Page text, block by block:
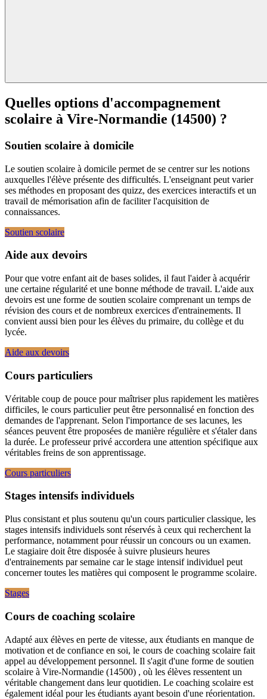
Quelles options d'accompagnement
scolaire à Vire-Normandie (14500) ?
Soutien scolaire à domicile
Le soutien scolaire à domicile permet de se centrer sur les notions
auxquelles l'élève présente des difficultés. L'enseignant peut varier
ses méthodes en proposant des quizz, des exercices interactifs et un
travail de mémorisation afin de faciliter l'acquisition de
connaissances.
Soutien scolaire
Aide aux devoirs
Pour que votre enfant ait de bases solides, il faut l'aider à acquérir
une certaine régularité et une bonne méthode de travail. L'aide aux
devoirs est une forme de soutien scolaire comprenant un temps de
révision des cours et de nombreux exercices d'entrainements. Il
convient aussi bien pour les élèves du primaire, du collège et du
lycée.
Aide aux devoirs
Cours particuliers
Véritable coup de pouce pour maîtriser plus rapidement les matières
difficiles, le cours particulier peut être personnalisé en fonction des
demandes de l'apprenant. Selon l'importance de ses lacunes, les
séances peuvent être proposées de manière régulière et s'étaler dans
la durée. Le professeur privé accordera une attention spécifique aux
véritables freins de son apprentissage.
Cours particuliers
Stages intensifs individuels
Plus consistant et plus soutenu qu'un cours particulier classique, les
stages intensifs individuels sont réservés à ceux qui recherchent la
performance, notamment pour réussir un concours ou un examen.
Le stagiaire doit être disposée à suivre plusieurs heures
d'entrainements par semaine car le stage intensif individuel peut
concerner toutes les matières qui composent le programme scolaire.
Stages
Cours de coaching scolaire
Adapté aux élèves en perte de vitesse, aux étudiants en manque de
motivation et de confiance en soi, le cours de coaching scolaire fait
appel au développement personnel. Il s'agit d'une forme de soutien
scolaire à Vire-Normandie (14500) , où les élèves ressentent un
véritable changement dans leur quotidien. Le coaching scolaire est
également idéal pour les étudiants ayant besoin d'une réorientation.